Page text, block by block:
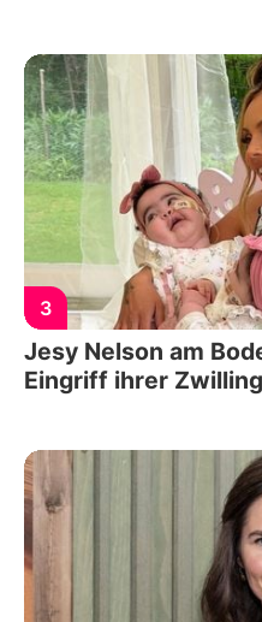
3
Jesy Nelson am
Eingriff ihrer